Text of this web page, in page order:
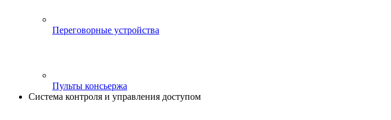
Переговорные устройства
Пульты консьержа
Система контроля и управления доступом